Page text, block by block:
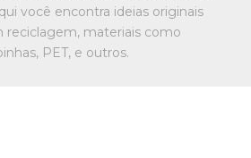
você encontra ideias originais
reciclagem, materiais como
PET, e outros.